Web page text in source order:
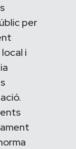
per
i